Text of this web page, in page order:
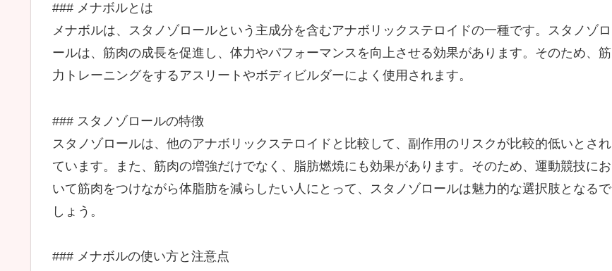
### メナボルとは
メナボルは、スタノゾロールという主成分を含むアナボリックステロイドの一種です。スタノゾロ
ールは、筋肉の成長を促進し、体力やパフォーマンスを向上させる効果があります。そのため、筋
力トレーニングをするアスリートやボディビルダーによく使用されます。
### スタノゾロールの特徴
スタノゾロールは、他のアナボリックステロイドと比較して、副作用のリスクが比較的低いとされ
ています。また、筋肉の増強だけでなく、脂肪燃焼にも効果があります。そのため、運動競技にお
いて筋肉をつけながら体脂肪を減らしたい人にとって、スタノゾロールは魅力的な選択肢となるで
しょう。
### メナボルの使い方と注意点